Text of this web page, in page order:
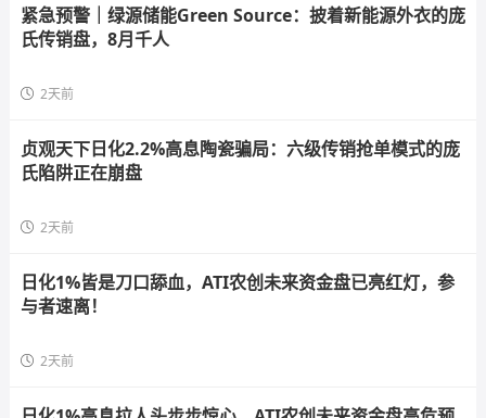
紧急预警｜绿源储能Green Source：披着新能源外衣的庞
氏传销盘，8月千人
2天前
贞观天下日化2.2%高息陶瓷骗局：六级传销抢单模式的庞
氏陷阱正在崩盘
2天前
日化1%皆是刀口舔血，ATI农创未来资金盘已亮红灯，参
与者速离！
2天前